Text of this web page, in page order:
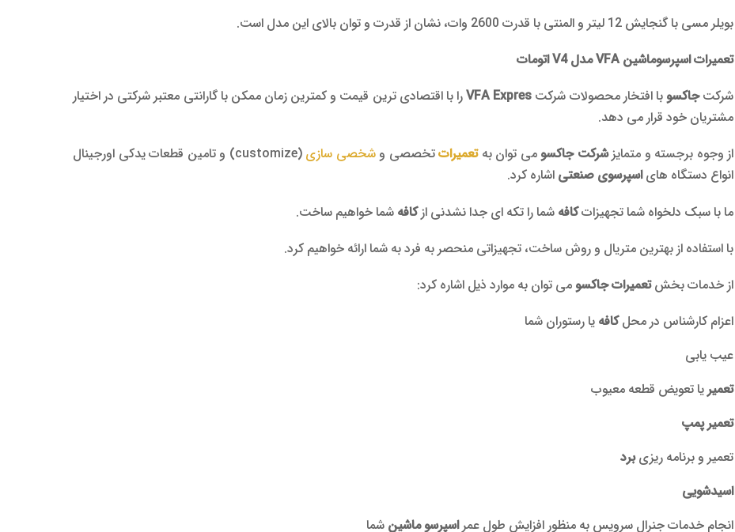
بویلر مسی با گنجایش 12 لیتر و المنتی با قدرت 2600 وات، نشان از قدرت و توان بالای این مدل است.
تعمیرات اسپرسوماشین VFA مدل V4 اتومات
شرکتجاکسو با افتخار محصولات شرکت VFA Expres را با اقتصادی ترین قیمت و کمترین زمان ممکن با گارانتی معتبر شرکتی در اختیار
مشتریان خود قرار می دهد.
از وجوه برجسته و متمایزشرکت جاکسو می توان بهتعمیرات تخصصی وشخصی سازی
(customize) و تامین قطعات یدکی اورجینال
انواع دستگاه های اسپرسوی صنعتی اشاره کرد.
ما با سبک دلخواه شما تجهیزاتکافه شما را تکه ای جدا نشدنی ازکافه شما خواهیم ساخت.
با استفاده از بهترین متریال و روش ساخت، تجهیزاتی منحصر به فرد به شما ارائه خواهیم کرد.
از خدمات بخشتعمیرات جاکسو می توان به موارد ذیل اشاره کرد:
اعزام کارشناس در محلکافه یا رستوران شما
عیب یابی
تعمیر یا تعویض قطعه معیوب
تعمیر پمپ
تعمیر و برنامه ریزیبرد
اسیدشویی
انجام خدمات جنرال سرویس به منظور افزایش طول عمراسپرسو ماشین شما